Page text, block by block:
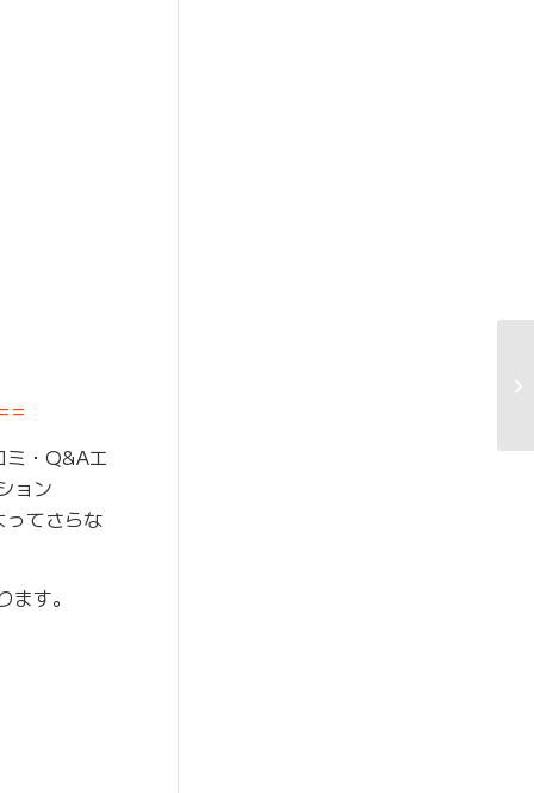
ミ・Q&Aエ
ョン
ってさらな
す。